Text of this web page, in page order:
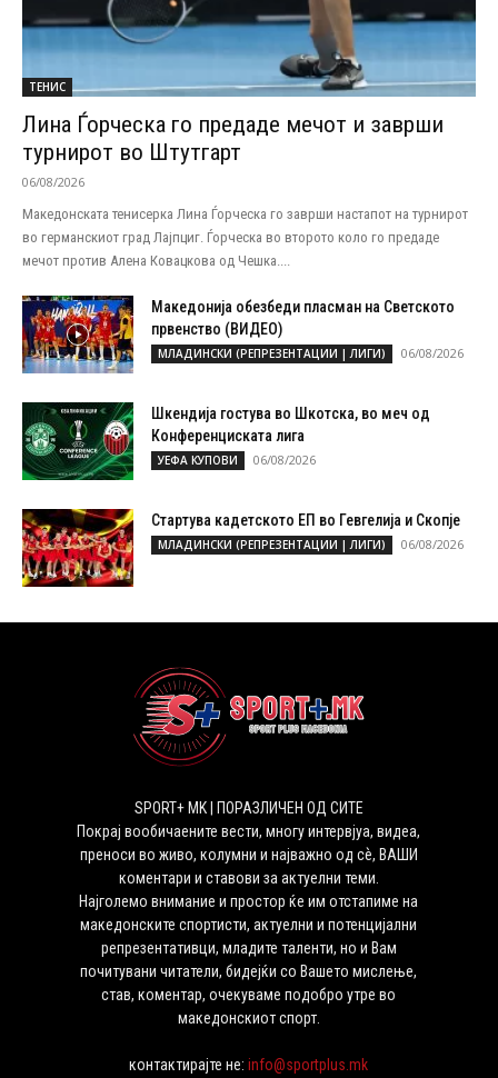
ТЕНИС
Лина Ѓорческа го предаде мечот и заврши
турнирот во Штутгарт
06/08/2026
Македонската тенисерка Лина Ѓорческа го заврши настапот на турнирот
во германскиот град Лајпциг. Ѓорческа во второто коло го предаде
мечот против Алена Ковацкова од Чешка....
Македонија обезбеди пласман на Светското
првенство (ВИДЕО)
МЛАДИНСКИ (РЕПРЕЗЕНТАЦИИ | ЛИГИ) 06/08/2026
Шкендија гостува во Шкотска, во меч од
Конференциската лига
УЕФА КУПОВИ 06/08/2026
Стартува кадетското ЕП во Гевгелија и Скопје
МЛАДИНСКИ (РЕПРЕЗЕНТАЦИИ | ЛИГИ) 06/08/2026
SPORT+ MK | ПОРАЗЛИЧЕН ОД СИТЕ
Покрај вообичаените вести, многу интервјуа, видеа,
преноси во живо, колумни и најважно од сѐ, ВАШИ
коментари и ставови за актуелни теми.
Најголемо внимание и простор ќе им отстапиме на
македонските спортисти, актуелни и потенцијални
репрезентативци, младите таленти, но и Вам
почитувани читатели, бидејќи со Вашето мислење,
став, коментар, очекуваме подобро утре во
македонскиот спорт.
контактирајте не:info@sportplus.mk